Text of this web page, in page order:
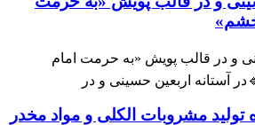
قالب پویش «به حرمت امام
اربعین حسینی و در
مشروبات الکلی و مواد مخدر